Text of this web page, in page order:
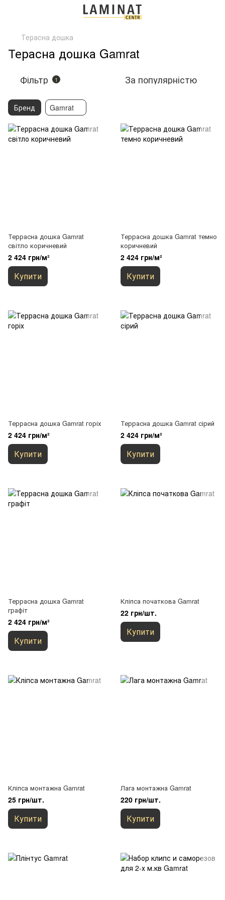
Терасна дошка
Терасна дошка Gamrat
Фільтр 1 За популярністю
Бренд Gamrat
Террасна дошка Gamrat
світло коричневий
2 424 грн/м²
Купити
Террасна дошка Gamrat темно
коричневий
2 424 грн/м²
Купити
Террасна дошка Gamrat горіх
2 424 грн/м²
Купити
Террасна дошка Gamrat сірий
2 424 грн/м²
Купити
Террасна дошка Gamrat
графіт
2 424 грн/м²
Купити
Кліпса початкова Gamrat
22 грн/шт.
Купити
Кліпса монтажна Gamrat
25 грн/шт.
Купити
Лага монтажна Gamrat
220 грн/шт.
Купити